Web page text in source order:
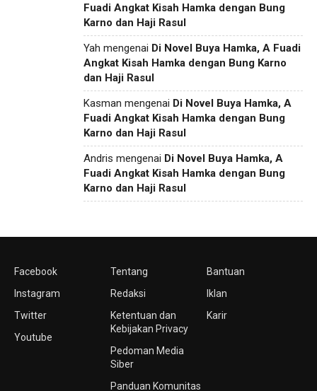
Fuadi Angkat Kisah Hamka dengan Bung
Karno dan Haji Rasul
Yah mengenai Di Novel Buya Hamka, A Fuadi
Angkat Kisah Hamka dengan Bung Karno
dan Haji Rasul
Kasman mengenai Di Novel Buya Hamka, A
Fuadi Angkat Kisah Hamka dengan Bung
Karno dan Haji Rasul
Andris mengenai Di Novel Buya Hamka, A
Fuadi Angkat Kisah Hamka dengan Bung
Karno dan Haji Rasul
Facebook
Instagram
Twitter
Youtube
Tentang
Redaksi
Ketentuan dan
Kebijakan Privacy
Pedoman Media
Siber
Panduan Komunitas
Bantuan
Iklan
Karir